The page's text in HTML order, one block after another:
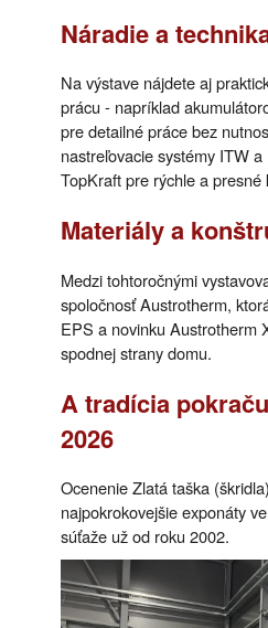
Náradie a
Na výstave nájdete aj
prácu - napríklad
pre detailné práce bez
nastreľovacie systémy ITW
TopKraft pre rýchle a presné
Materiály a
Medzi tohtoročnými
spoločnosť Austrotherm,
EPS a novinku Austrotherm
spodnej strany domu.
A tradícia
2026
Ocenenie Zlatá taška
najpokrokovejšie exponáty
súťaže už od roku 2002.